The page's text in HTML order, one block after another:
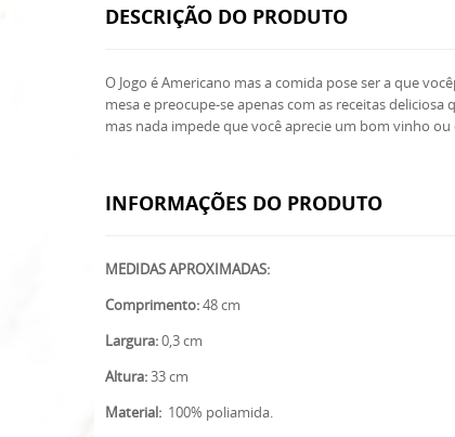
DESCRIÇÃO DO PRODUTO
O Jogo é Americano mas a comida pose ser a que
mesa e preocupe-se apenas com as receitas
mas nada impede que você aprecie um bom vinho
INFORMAÇÕES DO PRODUTO
MEDIDAS APROXIMADAS:
Comprimento:48 cm
Largura:0,3 cm
Altura:33 cm
Material: 100% poliamida.